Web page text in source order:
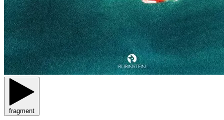
fragment